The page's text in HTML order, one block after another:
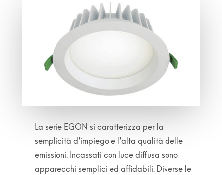
La serie EGON si caratterizza per la
semplicità d’impiego e l’alta qualità delle
emissioni. Incassati con luce diffusa sono
apparecchi semplici ed affidabili. Diverse le